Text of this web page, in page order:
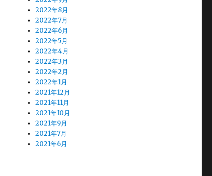
2022年8月
2022年7月
2022年6月
2022年5月
2022年4月
2022年3月
2022年2月
2022年1月
2021年12月
2021年11月
2021年10月
2021年9月
2021年7月
2021年6月